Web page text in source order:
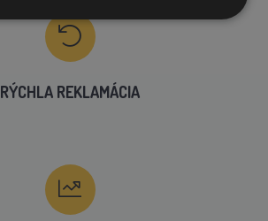
RÝCHLA REKLAMÁCIA